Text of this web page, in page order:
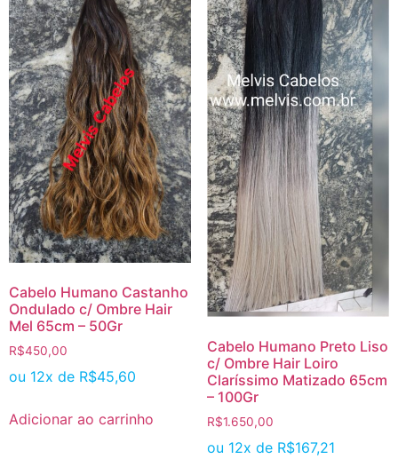
Cabelo Humano Castanho
Ondulado c/ Ombre Hair
Mel 65cm – 50Gr
R$450,00
ou 12x de R$45,60
Adicionar ao carrinho
Cabelo Humano Preto Liso
c/ Ombre Hair Loiro
Claríssimo Matizado 65cm
– 100Gr
R$1.650,00
ou 12x de R$167,21